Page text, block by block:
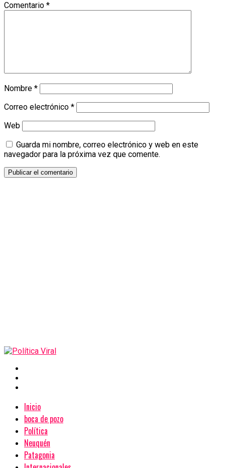
Comentario *
Nombre *
Correo electrónico *
Web
Guarda mi nombre, correo electrónico y web en este
navegador para la próxima vez que comente.
Inicio
boca de pozo
Política
Neuquén
Patagonia